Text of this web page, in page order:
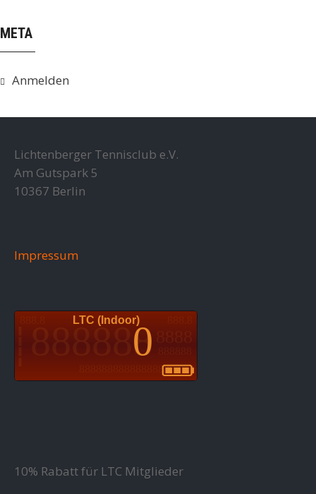
META
Anmelden
Lichtenberger Tennisclub e.V.
Am Gutspark 5
10367 Berlin
Impressum
10% Rabatt für LTC Mitglieder